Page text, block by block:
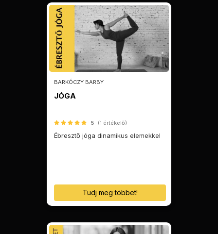
BARKÓCZY BARBY
JÓGA
5 (1 értékelő)
Ébresztő jóga dinamikus elemekkel
Tudj meg többet!